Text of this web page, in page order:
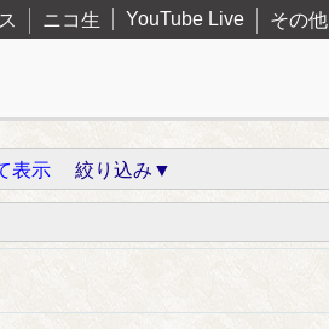
ニコ生 YouTube Live その他
表示 絞り込み▼